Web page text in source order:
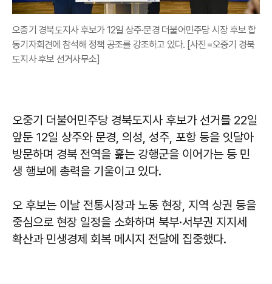
오중기 경북도지사 후보가 12일 상주·문경 더불어민주당 시장 후보 합
동기자회견에 참석해 정책 공조를 강조하고 있다. [사진=오중기 경북
도지사 후보 선거사무소]
오중기 더불어민주당 경북도지사 후보가 선거를 22일
앞둔 12일 상주와 문경, 의성, 성주, 포항 등을 잇달아
방문하며 경북 전역을 훑는 강행군을 이어가는 등 민
생 행보에 총력을 기울이고 있다.
오 후보는 이날 전통시장과 노동 현장, 지역 상권 등을
중심으로 현장 일정을 소화하며 북부·서부권 지지세
확산과 민생경제 회복 메시지 전달에 집중했다.